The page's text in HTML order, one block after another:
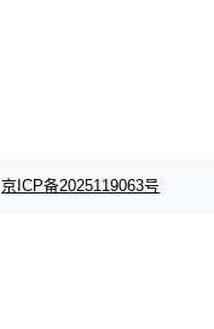
京ICP备2025119063号